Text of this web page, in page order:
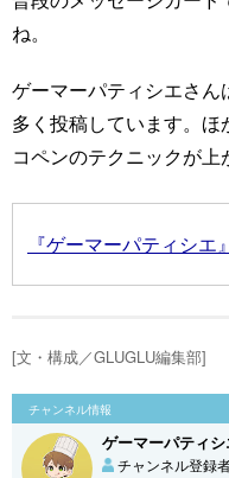
ね。
ゲーマーパティシエさ
多く投稿しています。
コペンのテクニックが上
『ゲーマーパティシ
[文・構成／GLUGLU編集部]
チャンネル情報
ゲーマーパティ
チャンネル登録